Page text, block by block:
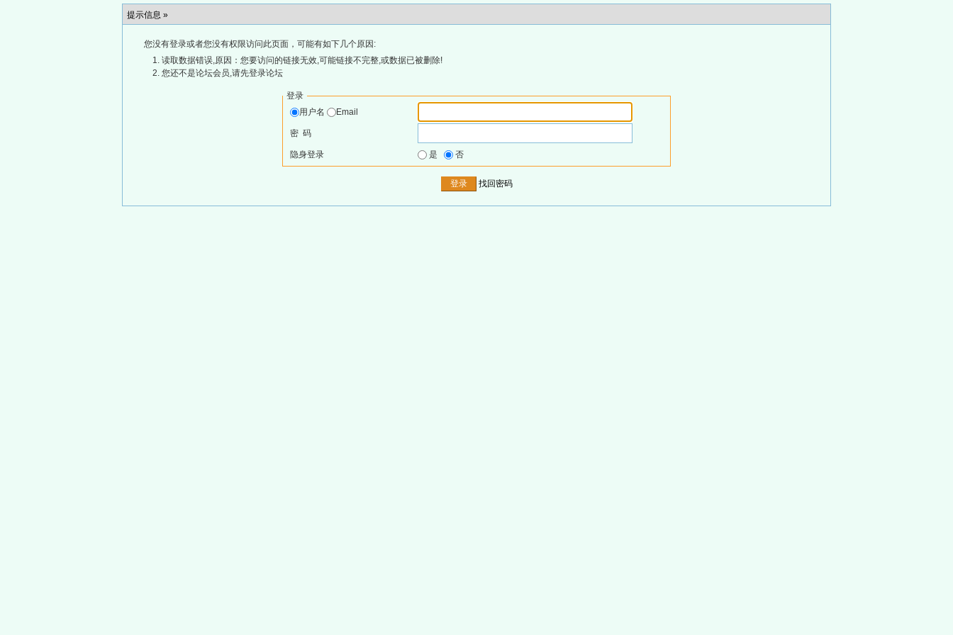
提示信息 »
您没有登录或者您没有权限访问此页面，可能有如下几个原因:
读取数据错误,原因：您要访问的链接无效,可能链接不完整,或数据已被删除!
您还不是论坛会员,请先登录论坛
登录
用户名
Email
密 码
隐身登录 是 否
找回密码